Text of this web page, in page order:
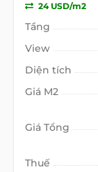
24 USD/m2
Tầng
View
Diện tích
Giá M2
Giá Tổng
Thuế